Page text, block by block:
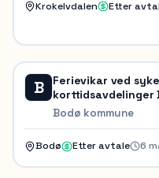
Krokelvdalen Etter
B
Ferievikar ved
korttidsavdelinger
Bodø kommune
Bodø Etter avtale 6